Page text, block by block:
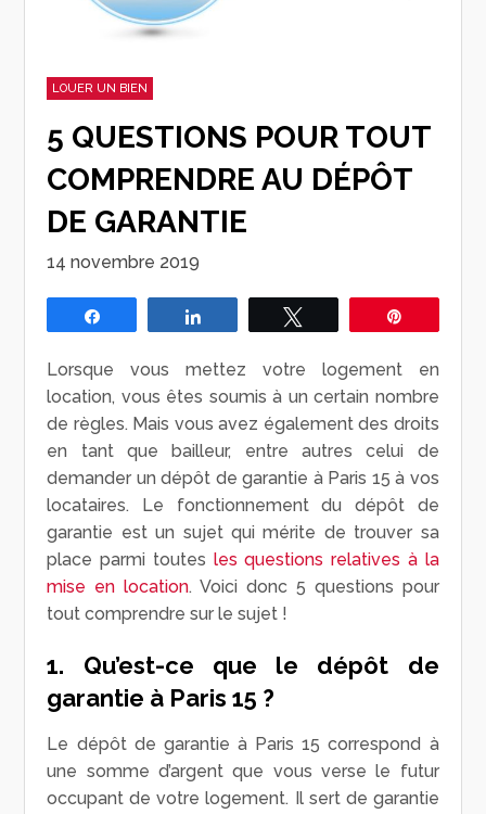
LOUER UN BIEN
5 QUESTIONS POUR TOUT
COMPRENDRE AU DÉPÔT
DE GARANTIE
14 novembre 2019
Lorsque vous mettez votre logement en
location, vous êtes soumis à un certain nombre
de règles. Mais vous avez également des droits
en tant que bailleur, entre autres celui de
demander un dépôt de garantie à Paris 15 à vos
locataires. Le fonctionnement du dépôt de
garantie est un sujet qui mérite de trouver sa
place parmi toutes les questions relatives à la
mise en location. Voici donc 5 questions pour
tout comprendre sur le sujet !
1. Qu’est-ce que le dépôt de
garantie à Paris 15 ?
Le dépôt de garantie à Paris 15 correspond à
une somme d’argent que vous verse le futur
occupant de votre logement. Il sert de garantie